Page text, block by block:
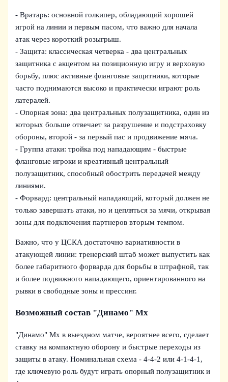
- Вратарь: основной голкипер, обладающий хорошей
игрой на линии и первым пасом, что важно для начала
атак через короткий розыгрыш.
- Защита: классическая четверка - два центральных
защитника с акцентом на позиционную игру и верховую
борьбу, плюс активные фланговые защитники, которые
часто поднимаются высоко и практически играют роль
латералей.
- Опорная зона: два центральных полузащитника, один из
которых больше отвечает за разрушение и подстраховку
обороны, второй - за первый пас и продвижение мяча.
- Группа атаки: тройка под нападающим - быстрые
фланговые игроки и креативный центральный
полузащитник, способный обострить передачей между
линиями.
- Форвард: центральный нападающий, который должен не
только завершать атаки, но и цепляться за мячи, открывая
зоны для подключения партнеров вторым темпом.
Важно, что у ЦСКА достаточно вариативности в
атакующей линии: тренерский штаб может выпустить как
более габаритного форварда для борьбы в штрафной, так
и более подвижного нападающего, ориентированного на
рывки в свободные зоны и прессинг.
Возможный состав "Динамо" Мх
"Динамо" Мх в выездном матче, вероятнее всего, сделает
ставку на компактную оборону и быстрые переходы из
защиты в атаку. Номинальная схема - 4-4-2 или 4-1-4-1,
где ключевую роль будут играть опорный полузащитник и